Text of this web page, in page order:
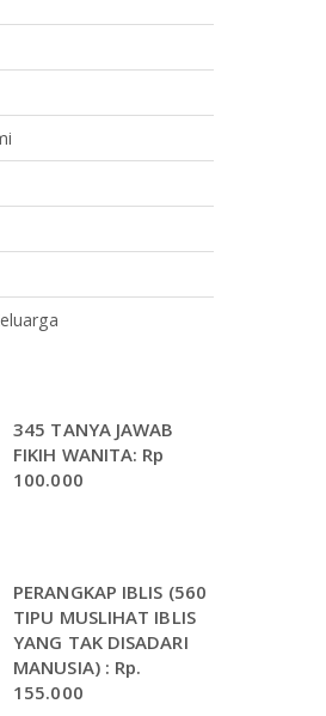
345 TANYA JAWAB
FIKIH WANITA: Rp
100.000
PERANGKAP IBLIS (560
TIPU MUSLIHAT IBLIS
YANG TAK DISADARI
MANUSIA) : Rp.
155.000